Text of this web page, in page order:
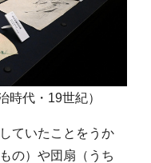
時代・19世紀）
ていたことをうか
の）や団扇（うち